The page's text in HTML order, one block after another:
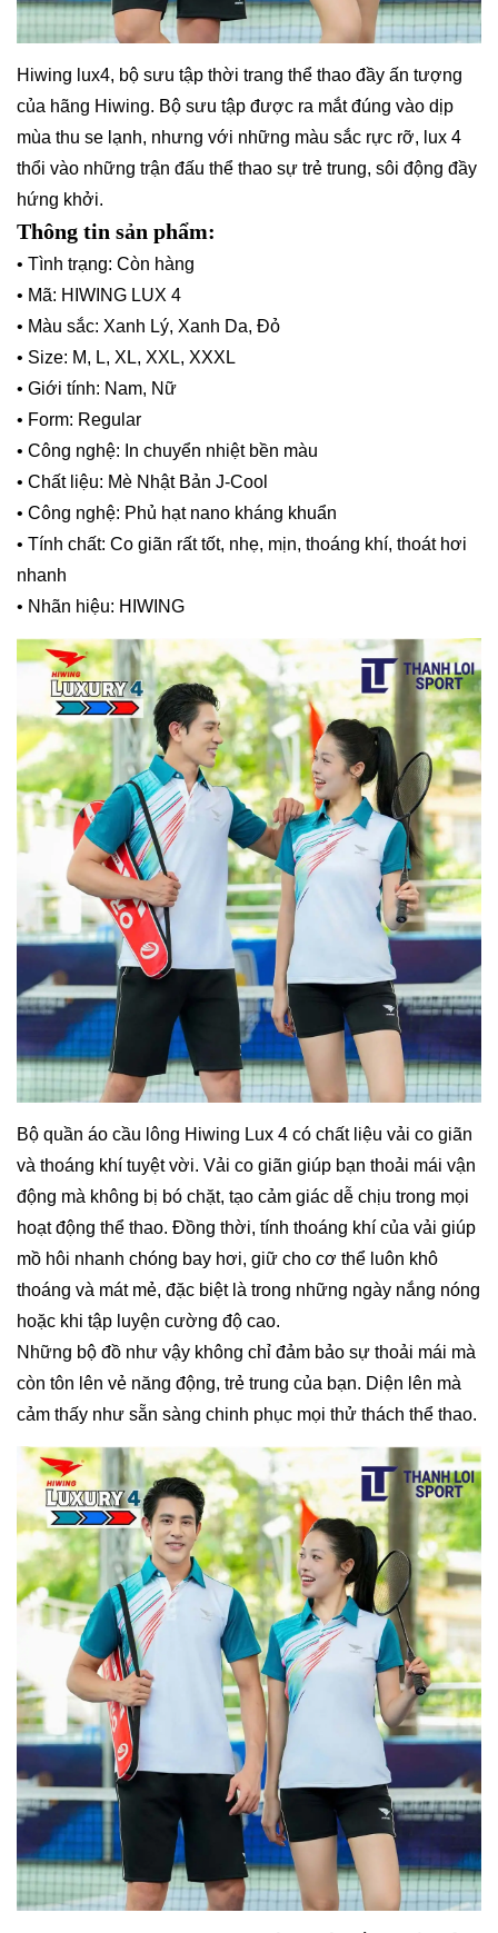
Hiwing lux4, bộ sưu tập thời trang thể thao đầy ấn tượng
của hãng Hiwing. Bộ sưu tập được ra mắt đúng vào dịp
mùa thu se lạnh, nhưng với những màu sắc rực rỡ, lux 4
thổi vào những trận đấu thể thao sự trẻ trung, sôi động đầy
hứng khởi.
Thông tin sản phẩm:
• Tình trạng: Còn hàng
• Mã: HIWING LUX 4
• Màu sắc: Xanh Lý, Xanh Da, Đỏ
• Size: M, L, XL, XXL, XXXL
• Giới tính: Nam, Nữ
• Form: Regular
• Công nghệ: In chuyển nhiệt bền màu
• Chất liệu: Mè Nhật Bản J-Cool
• Công nghệ: Phủ hạt nano kháng khuẩn
• Tính chất: Co giãn rất tốt, nhẹ, mịn, thoáng khí, thoát hơi
nhanh
• Nhãn hiệu: HIWING
Bộ quần áo cầu lông Hiwing Lux 4 có chất liệu vải co giãn
và thoáng khí tuyệt vời. Vải co giãn giúp bạn thoải mái vận
động mà không bị bó chặt, tạo cảm giác dễ chịu trong mọi
hoạt động thể thao. Đồng thời, tính thoáng khí của vải giúp
mồ hôi nhanh chóng bay hơi, giữ cho cơ thể luôn khô
thoáng và mát mẻ, đặc biệt là trong những ngày nắng nóng
hoặc khi tập luyện cường độ cao.
Những bộ đồ như vậy không chỉ đảm bảo sự thoải mái mà
còn tôn lên vẻ năng động, trẻ trung của bạn. Diện lên mà
cảm thấy như sẵn sàng chinh phục mọi thử thách thể thao.